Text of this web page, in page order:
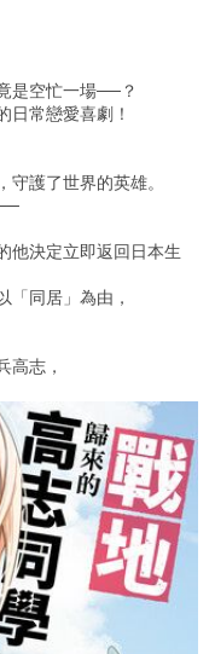
是空忙一場──？
常戀愛喜劇！
護了世界的英雄。
他決定立即返回日本生
「同居」為由，
高志，